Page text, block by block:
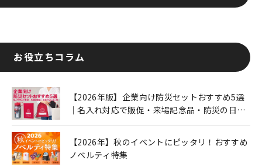
お役立ちコラム
【2026年版】企業向け防災セットおすすめ5選
｜名入れ対応で販促・来場記念品・防災の日に
【2026年】秋のイベントにピッタリ！おすすめ
ノベルティ特集